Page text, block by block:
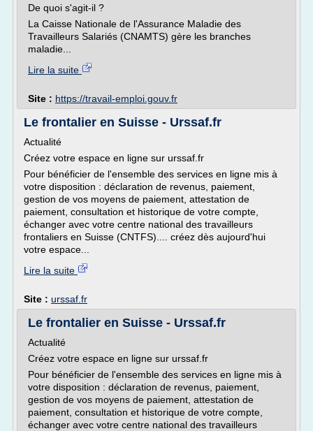
De quoi s'agit-il ?
La Caisse Nationale de l'Assurance Maladie des
Travailleurs Salariés (CNAMTS) gère les branches
maladie...
Lire la suite
Site : https://travail-emploi.gouv.fr
Le frontalier en Suisse - Urssaf.fr
Actualité
Créez votre espace en ligne sur urssaf.fr
Pour bénéficier de l'ensemble des services en ligne mis à
votre disposition : déclaration de revenus, paiement,
gestion de vos moyens de paiement, attestation de
paiement, consultation et historique de votre compte,
échanger avec votre centre national des travailleurs
frontaliers en Suisse (CNTFS).... créez dès aujourd'hui
votre espace...
Lire la suite
Site : urssaf.fr
Le frontalier en Suisse - Urssaf.fr
Actualité
Créez votre espace en ligne sur urssaf.fr
Pour bénéficier de l'ensemble des services en ligne mis à
votre disposition : déclaration de revenus, paiement,
gestion de vos moyens de paiement, attestation de
paiement, consultation et historique de votre compte,
échanger avec votre centre national des travailleurs